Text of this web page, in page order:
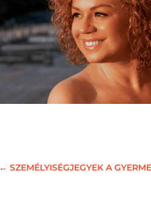
←SZEMÉLYISÉGJEGYEK A